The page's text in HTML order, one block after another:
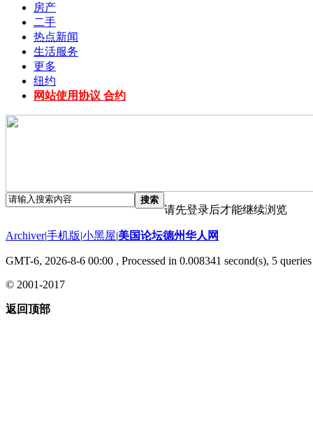
房产
二手
热点新闻
生活服务
更多
纽约
网站使用协议 合约
搜索
请先登录后才能继续浏览
Archiver|手机版|小黑屋|美国论坛德州华人网
GMT-6, 2026-8-6 00:00 , Processed in 0.008341 second(s), 5
© 2001-2017
返回顶部